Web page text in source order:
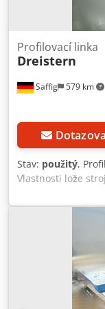
Saffig 579 km
Profilovací linka
Dreistern
Stav: použitý,
Vlastnosti lože
poháněných
Profilovací
Průměr
hřídelí: 20 mm s
nastavení
mm Vzdálenost
nástroje stojanu:
mm Připojení